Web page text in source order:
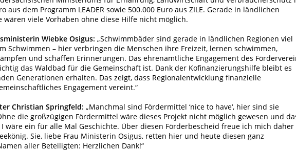
aus dem Programm LEADER sowie 500.000 Euro aus ZILE. Gerade in ländlichen
wären viele Vorhaben ohne diese Hilfe nicht möglich.
Wiebke Osigus: „Schwimmbäder sind gerade in ländlichen Regionen viel
Schwimmen – hier verbringen die Menschen ihre Freizeit, lernen schwimmen,
und schaffen Erinnerungen. Das ehrenamtliche Engagement des
das Waldbad für die Gemeinschaft ist. Dank der Kofinanzierungshilfe bleibt es
Generationen erhalten. Das zeigt, dass Regionalentwicklung finanzielle
Engagement vereint.“
Christian Springfeld: „Manchmal sind Fördermittel ‘nice to have‘, hier sind sie
die großzügigen Fördermittel wäre dieses Projekt nicht möglich gewesen und
wäre ein für alle Mal Geschichte. Über diesen Förderbescheid freue ich mich daher
Sie, liebe Frau Ministerin Osigus, retten hier und heute diesen ganz
aller Beteiligten: Herzlichen Dank!“